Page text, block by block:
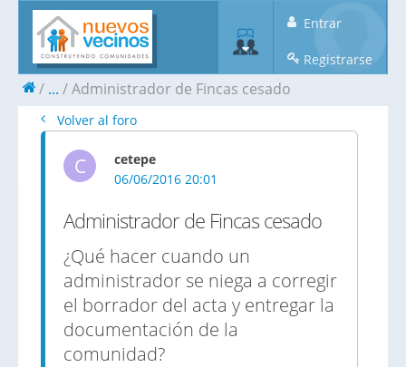
Entrar
Registrarse
... Administrador de Fincas cesado
Volver al foro
C
cetepe
06/06/2016 20:01
Administrador de Fincas cesado
¿Qué hacer cuando un
administrador se niega a corregir
el borrador del acta y entregar la
documentación de la
comunidad?